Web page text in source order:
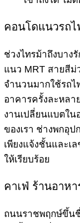
คอนโดแนวรถ
ช่วงไทรม้าถึงบาง
แนว MRT สายสีม่
จำนวนมากใช้รถไ
อาคารครั้งละหลา
งานเปลี่ยนแบตใ
ของเรา ช่างพกอุ
เพียงแจ้งชั้นและเ
ให้เรียบร้อย
คาเฟ่ ร้านอาห
ถนนราชพฤกษ์ขึ้นชื่